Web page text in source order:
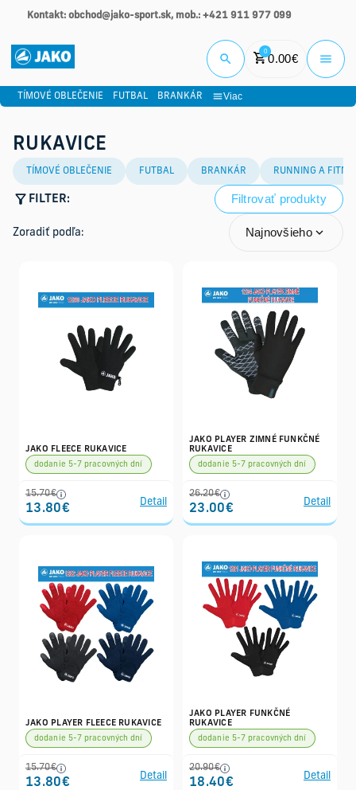
Kontakt: obchod@jako-sport.sk, mob.: +421 911 977 099
0
0.00€
TÍMOVÉ OBLEČENIE FUTBAL BRANKÁR Viac
RUKAVICE
TÍMOVÉ OBLEČENIE FUTBAL BRANKÁR RUNNING A
FILTER: Filtrovať produkty
Zoradiť podľa: Najnovšieho
JAKO FLEECE RUKAVICE
dodanie 5-7 pracovných dní
15.70€
13.80€
Detail
JAKO PLAYER ZIMNÉ FUNKČNÉ
RUKAVICE
dodanie 5-7 pracovných dní
26.20€
23.00€
Detail
JAKO PLAYER FLEECE RUKAVICE
dodanie 5-7 pracovných dní
15.70€
13.80€
Detail
JAKO PLAYER FUNKČNÉ
RUKAVICE
dodanie 5-7 pracovných dní
20.90€
18.40€
Detail